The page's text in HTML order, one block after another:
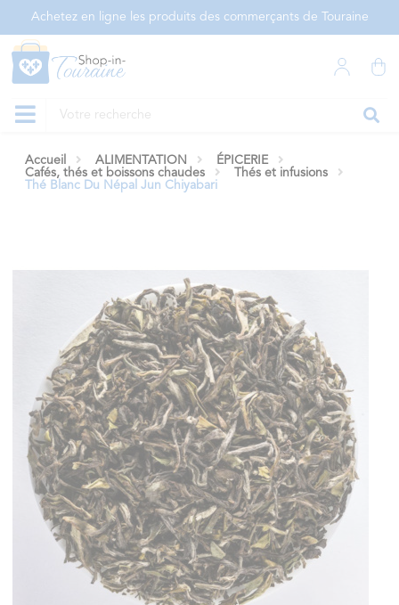
Achetez en ligne les produits des commerçants de Touraine
Accueil ALIMENTATION
ÉPICERIE
Cafés, thés et boissons chaudes
Thés et infusions
Thé Blanc Du Népal Jun Chiyabari
Panneau de gestion des cookies